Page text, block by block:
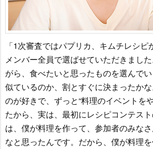
「1次審査ではパプリカ、キムチレシ
メンバー全員で選ばせていただきまし
がら、食べたいと思ったものを選んで
似ているのか、割とすぐに決まったか
のが好きで、ずっと“料理のイベントを
たから、実は、最初にレシピコンテス
は、僕が料理を作って、参加者のみな
なと思ったんです。だから、僕が料理